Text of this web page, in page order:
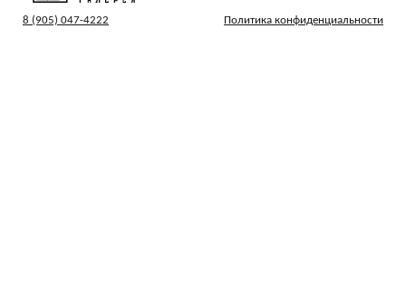
8 (905) 047-4222 Политика конфиденциальности